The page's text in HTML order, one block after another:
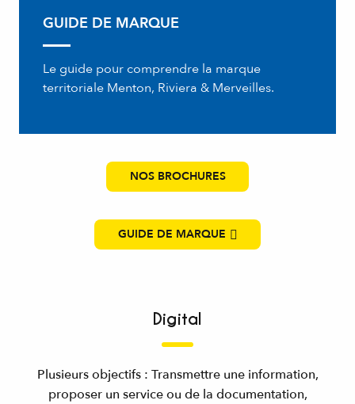
GUIDE DE MARQUE
Le guide pour comprendre la marque
territoriale Menton, Riviera & Merveilles.
NOS BROCHURES
GUIDE DE MARQUE
Digital
Plusieurs objectifs : Transmettre une information,
proposer un service ou de la documentation,